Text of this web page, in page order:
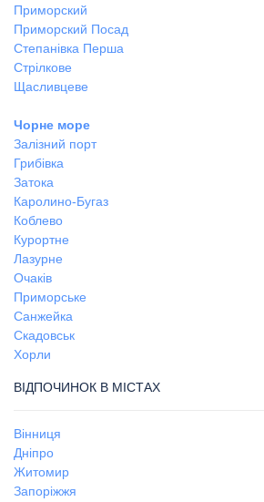
Приморский
Приморский Посад
Степанівка Перша
Стрілкове
Щасливцеве
Чорне море
Залізний порт
Грибівка
Затока
Каролино-Бугаз
Коблево
Курортне
Лазурне
Очаків
Приморське
Санжейка
Скадовськ
Хорли
ВІДПОЧИНОК В МІСТАХ
Вінниця
Дніпро
Житомир
Запоріжжя